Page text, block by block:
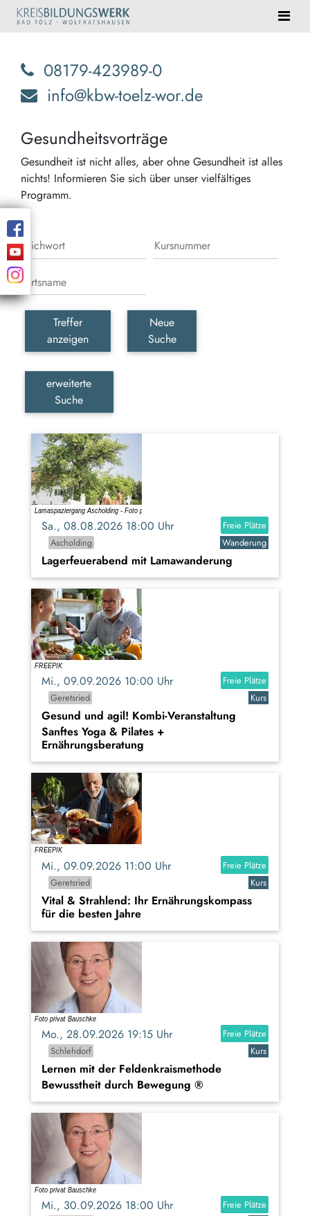
08179-423989-0
info@kbw-toelz-wor.de
Gesundheitsvorträge
Gesundheit ist nicht alles, aber ohne Gesundheit ist alles
nichts! Informieren Sie sich über unser vielfältiges
Programm.
Treffer
anzeigen
Neue
Suche
erweiterte
Suche
Sa., 08.08.2026 18:00 Uhr
Freie Plätze
Ascholding
Wanderung
Lagerfeuerabend mit Lamawanderung
Mi., 09.09.2026 10:00 Uhr
Freie Plätze
Geretsried
Kurs
Gesund und agil! Kombi-Veranstaltung
Sanftes Yoga & Pilates +
Ernährungsberatung
Mi., 09.09.2026 11:00 Uhr
Freie Plätze
Geretsried
Kurs
Vital & Strahlend: Ihr Ernährungskompass
für die besten Jahre
Mo., 28.09.2026 19:15 Uhr
Freie Plätze
Schlehdorf
Kurs
Lernen mit der Feldenkraismethode
Bewusstheit durch Bewegung ®
Mi., 30.09.2026 18:00 Uhr
Freie Plätze